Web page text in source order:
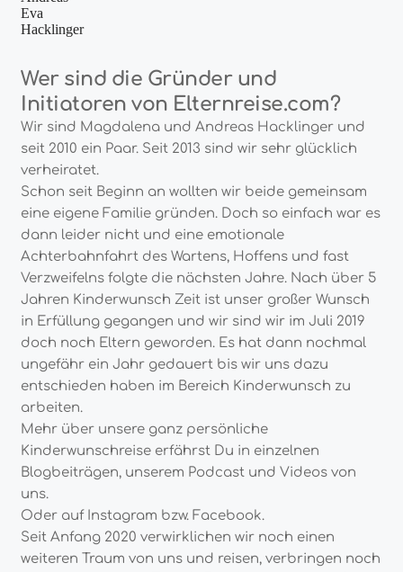
Wer sind die Gründer und
Initiatoren von Elternreise.com?
Wir sind Magdalena und Andreas Hacklinger und
seit 2010 ein Paar. Seit 2013 sind wir sehr glücklich
verheiratet.
Schon seit Beginn an wollten wir beide gemeinsam
eine eigene Familie gründen. Doch so einfach war es
dann leider nicht und eine emotionale
Achterbahnfahrt des Wartens, Hoffens und fast
Verzweifelns folgte die nächsten Jahre. Nach über 5
Jahren Kinderwunsch Zeit ist unser großer Wunsch
in Erfüllung gegangen und wir sind wir im Juli 2019
doch noch Eltern geworden. Es hat dann nochmal
ungefähr ein Jahr gedauert bis wir uns dazu
entschieden haben im Bereich Kinderwunsch zu
arbeiten.
Mehr über unsere ganz persönliche
Kinderwunschreise erfährst Du in einzelnen
Blogbeiträgen, unserem Podcast und Videos von
uns.
Oder auf Instagram bzw. Facebook.
Seit Anfang 2020 verwirklichen wir noch einen
weiteren Traum von uns und reisen, verbringen noch